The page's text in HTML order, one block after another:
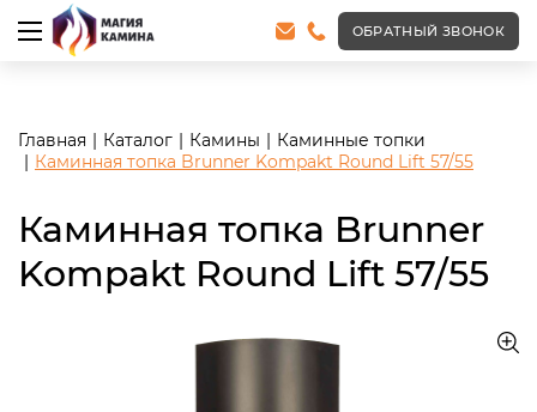
<meta name="robots" content="noindex, follow"/>
ОБРАТНЫЙ ЗВОНОК
Главная Каталог Камины
Каминные топки
Каминная топка Brunner Kompakt Round Lift 57/55
Каминная топка Brunner
Kompakt Round Lift 57/55